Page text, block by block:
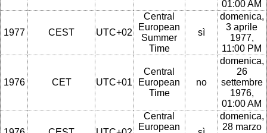
01:00 AM
1977 CEST UTC+02
Central
European
Summer
Time
sì
domenica,
3 aprile
1977,
11:00 PM
1976 CET UTC+01
Central
European
Time
no
domenica,
26
settembre
1976,
01:00 AM
Central
European
domenica,
28 marzo